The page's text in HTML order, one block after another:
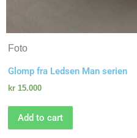
Foto
Glomp fra Ledsen Man serien
kr15.000
Add to cart